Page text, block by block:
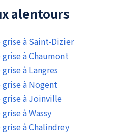
alentours
grise à Saint-Dizier
grise à Chaumont
à Langres
grise à Nogent
grise à Joinville
à Wassy
grise à Chalindrey